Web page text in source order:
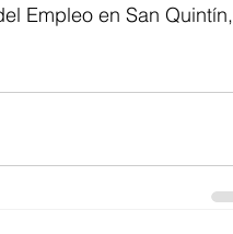
Empleo en San Quintín,